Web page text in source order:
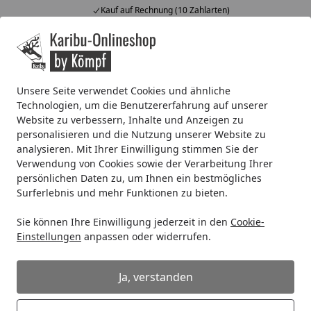
Unsere Seite verwendet Cookies und ähnliche
Technologien, um die Benutzererfahrung auf unserer
Website zu verbessern, Inhalte und Anzeigen zu
personalisieren und die Nutzung unserer Website zu
analysieren. Mit Ihrer Einwilligung stimmen Sie der
Verwendung von Cookies sowie der Verarbeitung Ihrer
persönlichen Daten zu, um Ihnen ein bestmögliches
Surferlebnis und mehr Funktionen zu bieten.
Sie können Ihre Einwilligung jederzeit in den Cookie-
Einstellungen anpassen oder widerrufen.
Ja, verstanden
Kauf auf Rechnung (10 Zahlarten)
Alle Produkte
Mein Konto
Startseite
Anstrich / Streichen Service
Serviceleistung Anstrich
Gerne streichen wir Ihr Wunschprodukt. Nutzen Sie
dazu das folgende Kontaktformular oder rufen Sie uns
Wir werden anschließend umgehend mit Ihnen Kontakt
aufnehmen und die weiteren Schritte besprechen.